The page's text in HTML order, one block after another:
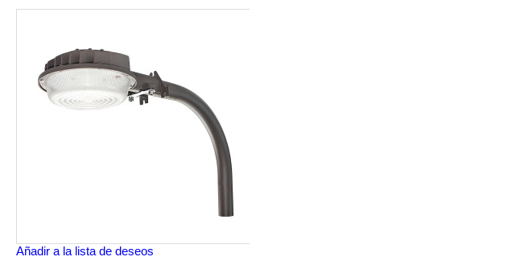
Añadir a la lista de deseos